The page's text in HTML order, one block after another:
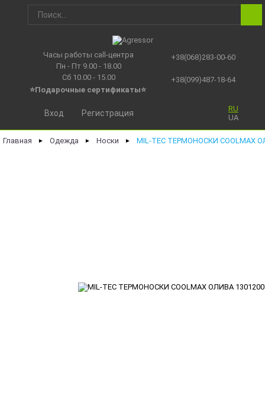
Часы работы call-центра
Пн - Пт 9.00 - 18.00
Сб 10.00 - 15.00
⭐Подарочные сертификаты⭐
+38(068)283-00-60
+38(099)487-18-64
RU
UA
Вход Регистрация
Главная ► Одежда ► Носки ► MIL-TEC ТЕРМОНОСКИ COOLMAX